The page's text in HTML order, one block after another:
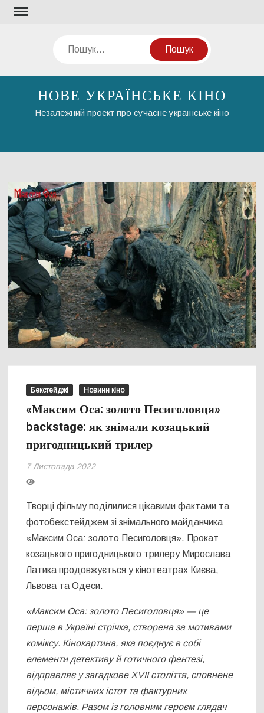
Перейти
Пошук
НОВЕ УКРАЇНСЬКЕ КІНО
Незалежний проект про сучасне українське кіно
Бекстейджі Новини кіно
«Максим Оса: золото Песиголовця»
backstage: як знімали козацький
пригодницький трилер
7 Листопада 2022
Творці фільму поділилися цікавими фактами та
фотобекстейджем зі знімального майданчика
«Максим Оса: золото Песиголовця». Прокат
козацького пригодницького трилеру Мирослава
Латика продовжується у кінотеатрах Києва,
Львова та Одеси.
«Максим Оса: золото Песиголовця» — це
перша в Україні стрічка, створена за мотивами
коміксу. Кінокартина, яка поєднує в собі
елементи детективу й готичного фентезі,
відправляє у загадкове XVII століття, сповнене
відьом, містичних істот та фактурних
персонажів. Разом із головним героєм глядач